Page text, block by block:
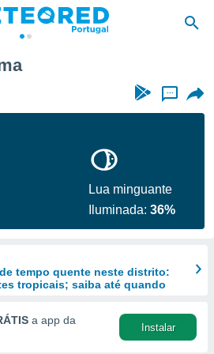
...
Lua minguante
Iluminada:36%
tempo quente neste distrito:
tropicais; saiba até quando
a app da
Instalar